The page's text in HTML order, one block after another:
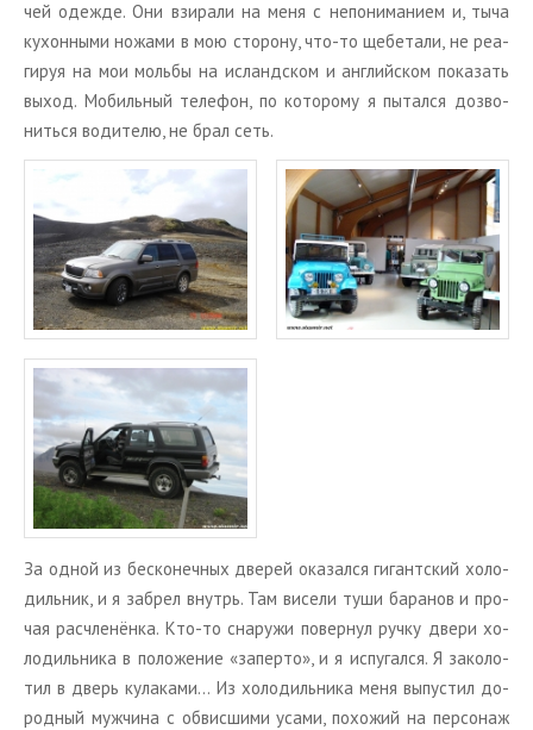
чей одеж­де. Они взи­ра­ли на меня с непо­ни­ма­ни­ем и, тыча
ку­хон­ны­ми но­жа­ми в мою сто­ро­ну, что-то ще­бе­та­ли, не ре­а­
ги­руя на мои моль­бы на ис­ланд­ском и ан­глий­ском по­ка­зать
выход. Мо­биль­ный те­ле­фон, по ко­то­ро­му я пы­тал­ся до­зво­
нить­ся во­ди­те­лю, не брал сеть.
За одной из бес­ко­неч­ных две­рей ока­зал­ся ги­гант­ский хо­ло­
диль­ник, и я за­брел внутрь. Там ви­се­ли туши ба­ра­нов и про­
чая рас­чле­нён­ка. Кто-то сна­ру­жи по­вер­нул ручку двери хо­
ло­диль­ни­ка в по­ло­же­ние «за­пер­то», и я ис­пу­гал­ся. Я за­ко­ло­
тил в дверь ку­ла­ка­ми… Из хо­ло­диль­ни­ка меня вы­пу­стил до­
род­ный муж­чи­на с об­вис­ши­ми усами, по­хо­жий на пер­со­наж